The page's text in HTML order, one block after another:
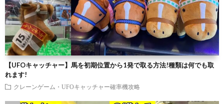
【UFOキャッチャー】馬を初期位置から1発で取る方法!種類は何でも取
れます!
クレーンゲーム・UFOキャッチャー確率機攻略